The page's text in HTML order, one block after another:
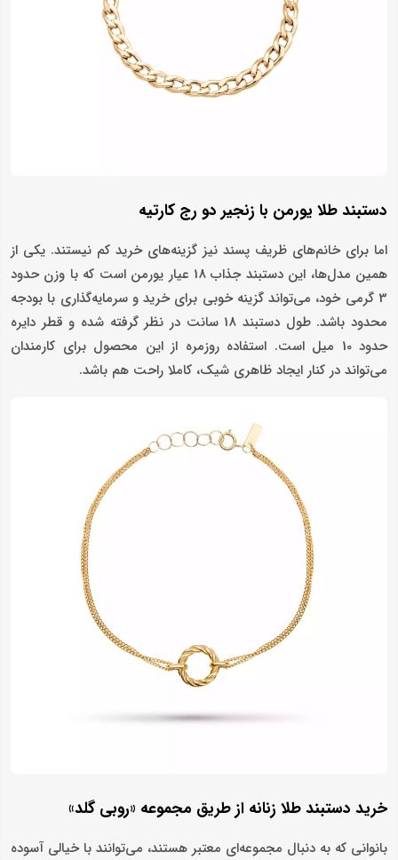
دستبند طلا یورمن با زنجیر دو رج کارتیه
اما برای خانم‌های ظریف پسند نیز گزینه‌های خرید کم نیستند. یکی از
همین مدل‌ها، این دستبند جذاب 18 عیار یورمن است که با وزن حدود
3 گرمی خود، می‌تواند گزینه خوبی برای خرید و سرمایه‌گذاری با بودجه
محدود باشد. طول دستبند 18 سانت در نظر گرفته شده و قطر دایره
حدود 10 میل است. استفاده روزمره از این محصول برای کارمندان
می‌تواند در کنار ایجاد ظاهری شیک، کاملا راحت هم باشد.
خرید دستبند طلا زنانه از طریق مجموعه «روبی گلد»
بانوانی که به دنبال مجموعه‌ای معتبر هستند، می‌توانند با خیالی آسوده